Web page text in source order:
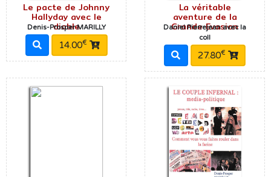
Le pacte de Johnny
Hallyday avec le
diable
Denis-Prosper MARILLY
14.00€
La véritable
aventure de la
Grande Evasion
Daniel Pierrejean avec la
coll
27.80€